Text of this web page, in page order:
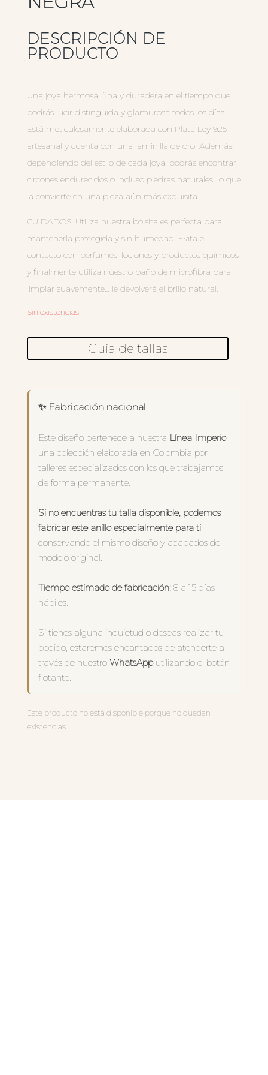
DESCRIPCIÓN DE
PRODUCTO
Una joya hermosa, fina y duradera en el tiempo que
podrás lucir distinguida y glamurosa todos los días.
Está meticulosamente elaborada con Plata Ley 925
artesanal y cuenta con una laminilla de oro. Además,
dependiendo del estilo de cada joya, podrás encontrar
circones endurecidos o incluso piedras naturales, lo que
la convierte en una pieza aún más exquisita.
CUIDADOS: Utiliza nuestra bolsita es perfecta para
mantenerla protegida y sin humedad. Evita el
contacto con perfumes, lociones y productos químicos
y finalmente utiliza nuestro paño de microfibra para
limpiar suavemente… le devolverá el brillo natural.
Sin existencias
Guía de tallas
✨ Fabricación nacional
Este diseño pertenece a nuestra Línea Imperio,
una colección elaborada en Colombia por
talleres especializados con los que trabajamos
de forma permanente.
Si no encuentras tu talla disponible, podemos
fabricar este anillo especialmente para ti,
conservando el mismo diseño y acabados del
modelo original.
Tiempo estimado de fabricación:8 a 15 días
hábiles.
Si tienes alguna inquietud o deseas realizar tu
pedido, estaremos encantados de atenderte a
través de nuestro WhatsApputilizando el botón
flotante.
Este producto no está disponible porque no quedan
existencias.